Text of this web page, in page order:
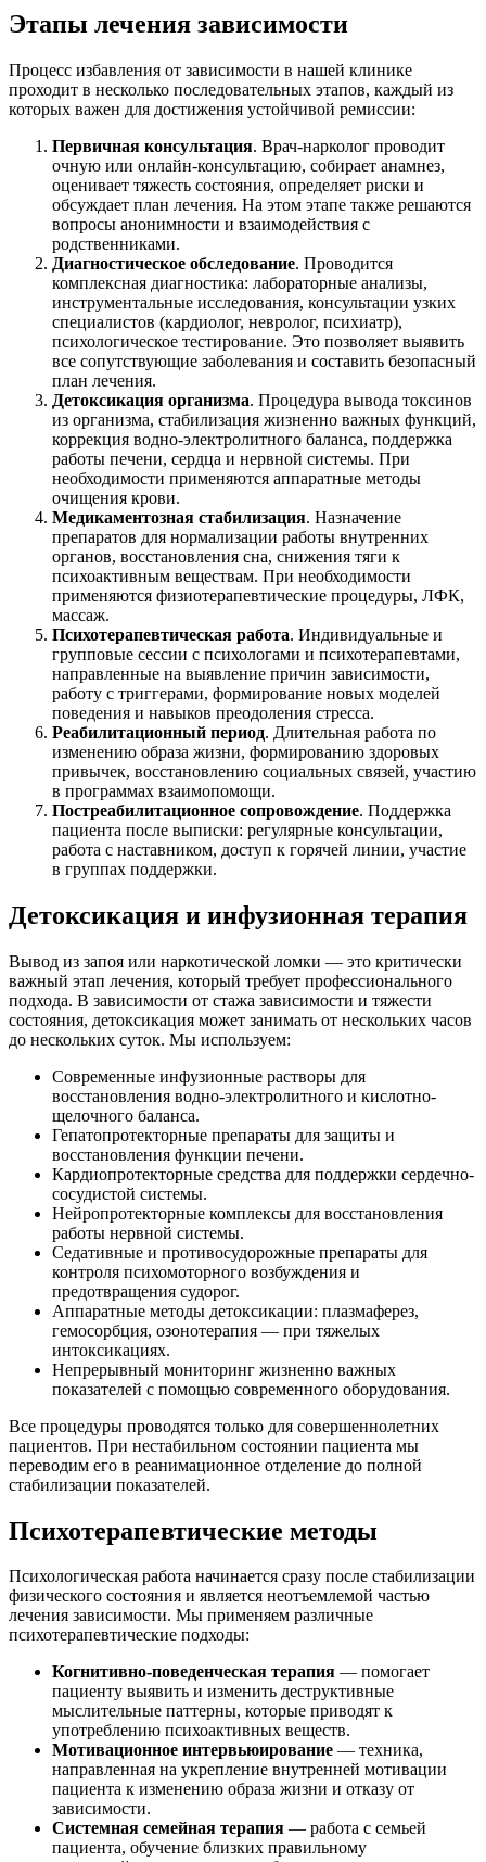
Этапы лечения зависимости
Процесс избавления от зависимости в нашей клинике
проходит в несколько последовательных этапов, каждый из
которых важен для достижения устойчивой ремиссии:
Первичная консультация. Врач-нарколог проводит
очную или онлайн-консультацию, собирает анамнез,
оценивает тяжесть состояния, определяет риски и
обсуждает план лечения. На этом этапе также решаются
вопросы анонимности и взаимодействия с
родственниками.
Диагностическое обследование. Проводится
комплексная диагностика: лабораторные анализы,
инструментальные исследования, консультации узких
специалистов (кардиолог, невролог, психиатр),
психологическое тестирование. Это позволяет выявить
все сопутствующие заболевания и составить безопасный
план лечения.
Детоксикация организма. Процедура вывода токсинов
из организма, стабилизация жизненно важных функций,
коррекция водно-электролитного баланса, поддержка
работы печени, сердца и нервной системы. При
необходимости применяются аппаратные методы
очищения крови.
Медикаментозная стабилизация. Назначение
препаратов для нормализации работы внутренних
органов, восстановления сна, снижения тяги к
психоактивным веществам. При необходимости
применяются физиотерапевтические процедуры, ЛФК,
массаж.
Психотерапевтическая работа. Индивидуальные и
групповые сессии с психологами и психотерапевтами,
направленные на выявление причин зависимости,
работу с триггерами, формирование новых моделей
поведения и навыков преодоления стресса.
Реабилитационный период. Длительная работа по
изменению образа жизни, формированию здоровых
привычек, восстановлению социальных связей, участию
в программах взаимопомощи.
Постреабилитационное сопровождение. Поддержка
пациента после выписки: регулярные консультации,
работа с наставником, доступ к горячей линии, участие
в группах поддержки.
Детоксикация и инфузионная терапия
Вывод из запоя или наркотической ломки — это критически
важный этап лечения, который требует профессионального
подхода. В зависимости от стажа зависимости и тяжести
состояния, детоксикация может занимать от нескольких часов
до нескольких суток. Мы используем:
Современные инфузионные растворы для
восстановления водно-электролитного и кислотно-
щелочного баланса.
Гепатопротекторные препараты для защиты и
восстановления функции печени.
Кардиопротекторные средства для поддержки сердечно-
сосудистой системы.
Нейропротекторные комплексы для восстановления
работы нервной системы.
Седативные и противосудорожные препараты для
контроля психомоторного возбуждения и
предотвращения судорог.
Аппаратные методы детоксикации: плазмаферез,
гемосорбция, озонотерапия — при тяжелых
интоксикациях.
Непрерывный мониторинг жизненно важных
показателей с помощью современного оборудования.
Все процедуры проводятся только для совершеннолетних
пациентов. При нестабильном состоянии пациента мы
переводим его в реанимационное отделение до полной
стабилизации показателей.
Психотерапевтические методы
Психологическая работа начинается сразу после стабилизации
физического состояния и является неотъемлемой частью
лечения зависимости. Мы применяем различные
психотерапевтические подходы:
Когнитивно-поведенческая терапия — помогает
пациенту выявить и изменить деструктивные
мыслительные паттерны, которые приводят к
употреблению психоактивных веществ.
Мотивационное интервьюирование — техника,
направленная на укрепление внутренней мотивации
пациента к изменению образа жизни и отказу от
зависимости.
Системная семейная терапия — работа с семьей
пациента, обучение близких правильному